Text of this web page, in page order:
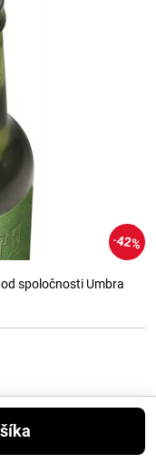
42%
od spoločnosti Umbra